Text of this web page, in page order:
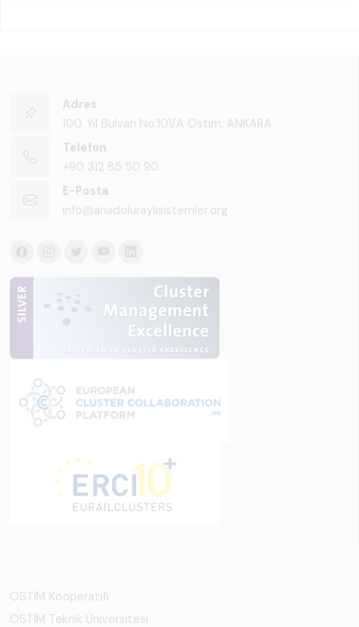
Adres
100. Yıl Bulvarı No:101/A Ostim, ANKARA
Telefon
+90 312 85 50 90
E-Posta
info@anadoluraylisistemler.org
OSTİM Kooperatifi
OSTİM Teknik Üniversitesi